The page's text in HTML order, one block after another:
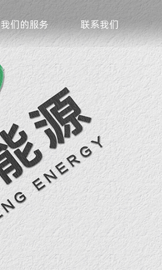
我们的服务 联系我们